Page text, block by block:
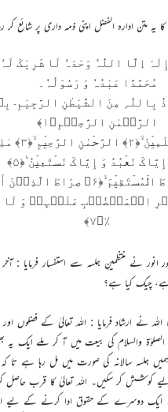
کا یہ متن ادارہ الفضل اپنی ذمہ داری پر شائع کر
اِلَّا اللّٰہُ وَحْدَہٗ لَا شَرِیْکَ
مُحَمَّدًا عَبْدُہٗ وَ رَسُوْلُہٗ۔
بِاللّٰہِ مِنَ الشَّیْطٰنِ الرَّجِیْمِ-
الرَّحۡمٰنِ الرَّحِیۡمِ﴿۱﴾
اَلۡحَمۡدُ لِلّٰہِ
اِہۡدِ نَا الصِّرَاطَ الۡمُسۡتَقِیۡمَ ۙ﴿۶﴾
الۡمَغۡضُوۡبِ عَلَیۡہِمۡ وَ لَا
٪﴿۷﴾
انور نے منتظمینِ جلسہ سے استفسار فرمایا :
چیک کیا ہے؟
اللہ نے ارشاد فرمایا : اللہ تعالیٰ کے فضلوں
الصلوٰة والسلام کی بیعت میں آ کر ملے ایک
جلسہ سالانہ کی صورت میں مل رہا ہے تا کہ
لیے کوشش کر سکیں۔ اللہ تعالیٰ کا قرب حاصل
ایک دوسرے کے حقوق ادا کرنے کے لیے